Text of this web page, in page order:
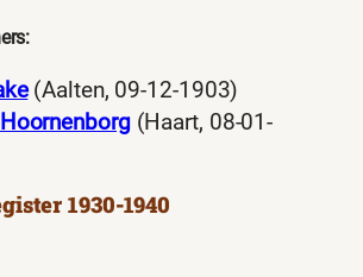
(Aalten, 09-12-1903)
(Haart, 08-01-
1930-1940